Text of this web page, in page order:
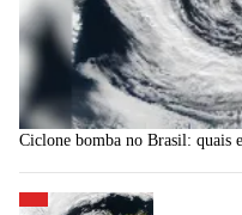
Ciclone bomba no Brasil: quais